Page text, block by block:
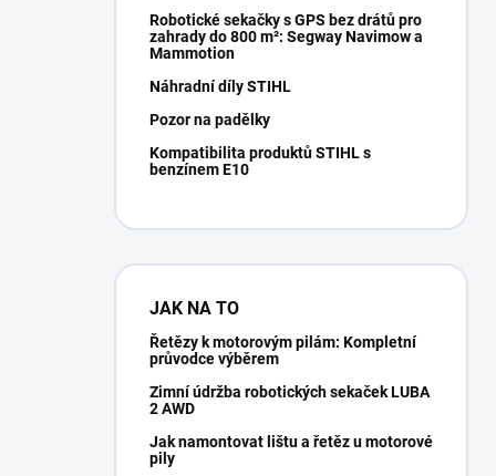
Robotické sekačky s GPS bez drátů pro
zahrady do 800 m²: Segway Navimow a
Mammotion
Náhradní díly STIHL
Pozor na padělky
Kompatibilita produktů STIHL s
benzínem E10
JAK NA TO
Řetězy k motorovým pilám: Kompletní
průvodce výběrem
Zimní údržba robotických sekaček LUBA
2 AWD
Jak namontovat lištu a řetěz u motorové
pily